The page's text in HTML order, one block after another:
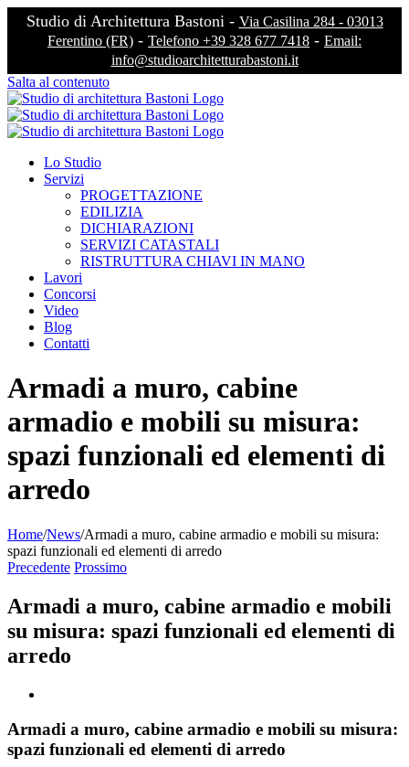
Studio di Architettura Bastoni - Via Casilina 284 - 03013
Ferentino (FR) - Telefono +39 328 677 7418 - Email:
info@studioarchitetturabastoni.it
Salta al contenuto
Lo Studio
Servizi
PROGETTAZIONE
EDILIZIA
DICHIARAZIONI
SERVIZI CATASTALI
RISTRUTTURA CHIAVI IN MANO
Lavori
Concorsi
Video
Blog
Contatti
Armadi a muro, cabine
armadio e mobili su misura:
spazi funzionali ed elementi di
arredo
Home/News/Armadi a muro, cabine armadio e mobili su misura:
spazi funzionali ed elementi di arredo
Precedente Prossimo
Armadi a muro, cabine armadio e mobili
su misura: spazi funzionali ed elementi di
arredo
Armadi a muro, cabine armadio e mobili su misura:
spazi funzionali ed elementi di arredo